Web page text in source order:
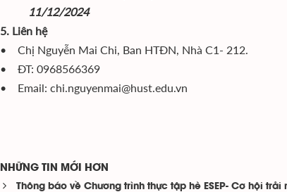
11/12/2024
5. Liên hệ
• Chị Nguyễn Mai Chi, Ban HTĐN, Nhà C1- 212.
• ĐT: 0968566369
• Email: chi.nguyenmai@hust.edu.vn
NHỮNG TIN MỚI HƠN
Thông báo về Chương trình thực tập hè ESEP- Cơ hội